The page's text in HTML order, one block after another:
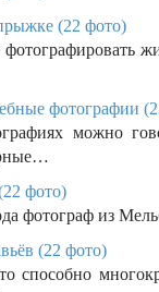
(22 фото)
фотографии
можно
фото)
фотограф из
(22 фото)
способно